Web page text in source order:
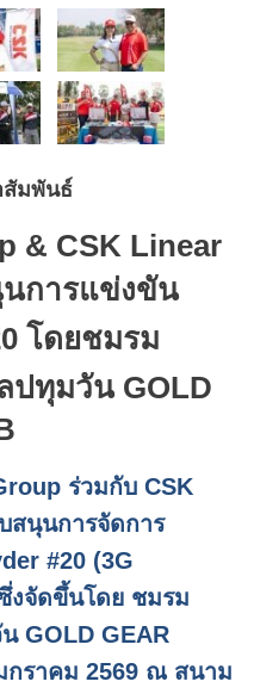
สัมพันธ์
& CSK Linear
การแข่งขัน
โดยชมรม
ปทุมวัน GOLD
ร่วมกับCSK
สนุนการจัดการ
#20 (3G
งจัดขึ้นโดย ชมรม
GOLD GEAR
กราคม 2569 ณ สนาม